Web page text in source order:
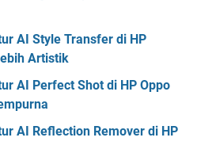
AI Style Transfer di HP
Artistik
AI Perfect Shot di HP Oppo
AI Reflection Remover di HP